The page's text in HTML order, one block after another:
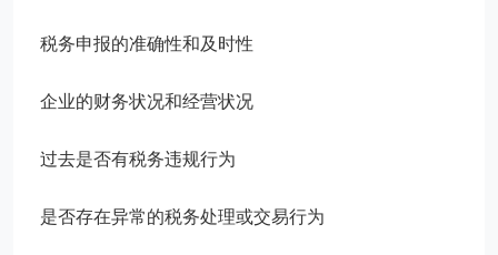
税务申报的准确性和及时性
企业的财务状况和经营状况
过去是否有税务违规行为
是否存在异常的税务处理或交易行为